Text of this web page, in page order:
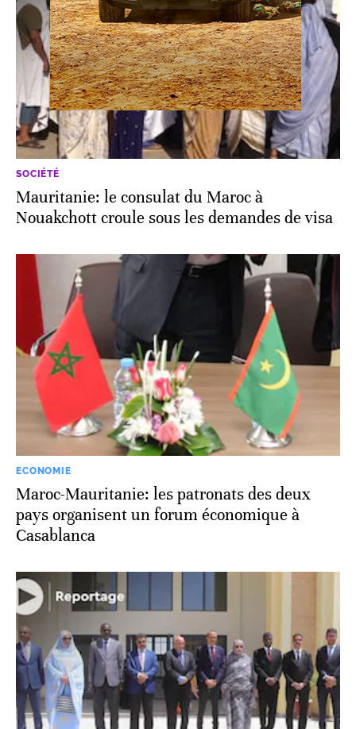
SOCIÉTÉ
Mauritanie: le consulat du Maroc à
Nouakchott croule sous les demandes de visa
ECONOMIE
Maroc-Mauritanie: les patronats des deux
pays organisent un forum économique à
Casablanca